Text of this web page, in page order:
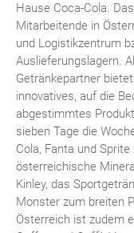
Hause Coca-Cola.
Mitarbeitende in
und Logistikzentrum
Auslieferungslagern.
Getränkepartner
innovatives, auf die
abgestimmtes
sieben Tage die
Cola, Fanta und
österreichische
Kinley, das
Monster zum breiten
Österreich ist zudem